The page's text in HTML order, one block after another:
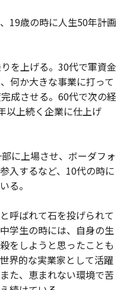
19歳の時に人生50年計画
を上げる。30代で軍資金
何か大きな事業に打って
成させる。60代で次の経
以上続く企業に仕上げ
に上場させ、ボーダフォ
入するなど、10代の時に
る。
呼ばれて石を投げられて
学生の時には、自身の生
をしようと思ったことも
界的な実業家として活躍
た、恵まれない環境で苦